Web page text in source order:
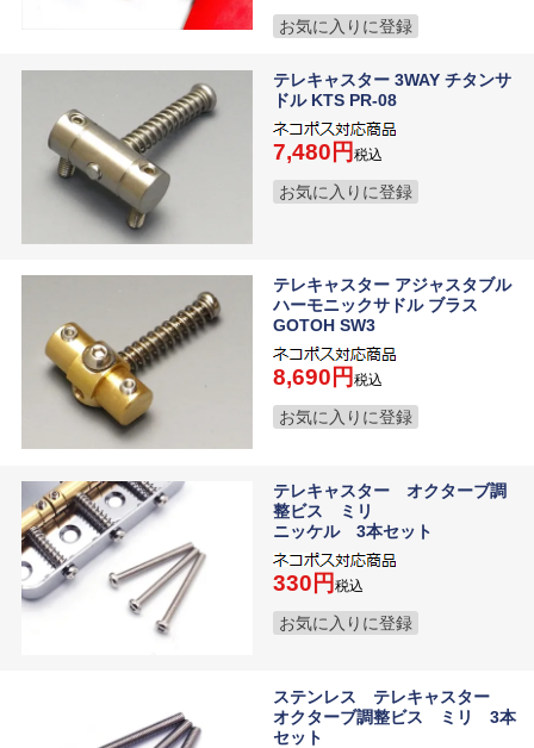
お気に入りに登録
テレキャスター 3WAY チタンサ
ドル KTS PR-08
7,480 税込
お気に入りに登録
テレキャスター アジャスタブル
ハーモニックサドル ブラス
GOTOH SW3
8,690 税込
お気に入りに登録
テレキャスター オクターブ調
整ビス ミリ
ニッケル 3本セット
330 税込
お気に入りに登録
ステンレス テレキャスター
オクターブ調整ビス ミリ 3本
セット